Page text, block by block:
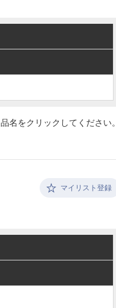
品名をクリックしてください。
マイリスト登録